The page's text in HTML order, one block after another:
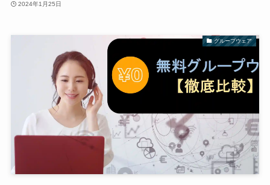
2024年1月25日
グループウェア